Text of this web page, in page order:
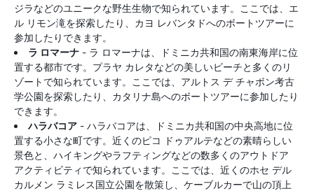
ジラなどのユニークな野生生物で知られています。ここでは、エ
ル リモン滝を探索したり、カヨ レバンタドへのボートツアーに
参加したりできます。
ラ ロマーナ - ラ ロマーナは、ドミニカ共和国の南東海岸に位
置する都市です。プラヤ カレタなどの美しいビーチと多くのリ
ゾートで知られています。ここでは、アルトス デ チャボン考古
学公園を探索したり、カタリナ島へのボートツアーに参加したり
できます。
ハラバコア - ハラバコアは、ドミニカ共和国の中央高地に位
置する小さな町です。近くのピコ ドゥアルテなどの素晴らしい
景色と、ハイキングやラフティングなどの数多くのアウトドア
アクティビティで知られています。ここでは、近くのホセ デル
カルメン ラミレス国立公園を散策し、ケーブルカーで山の頂上